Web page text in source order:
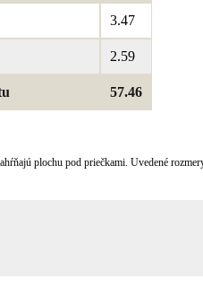
3.47
2.59
57.46
plochu pod priečkami. Uvedené